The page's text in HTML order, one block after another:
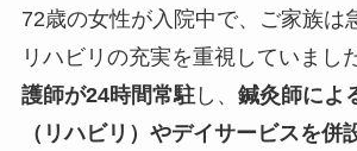
72歳の女性が入院中で、ご家族は
リハビリの充実を重視していまし
護師が24時間常駐し、 鍼灸師によ
（リハビリ）やデイサービスを併